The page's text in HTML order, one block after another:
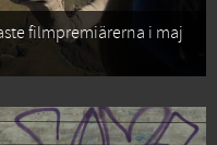
filmpremiärerna i maj